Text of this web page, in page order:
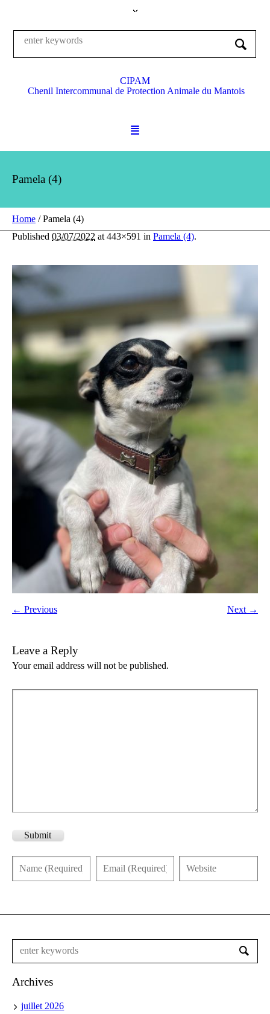
CIPAM
Chenil Intercommunal de Protection Animale du Mantois
Pamela (4)
Home /Pamela (4)
Published 03/07/2022 at 443×591 in Pamela (4).
← Previous Next →
Leave a Reply
Your email address will not be published.
Submit
Archives
juillet 2026